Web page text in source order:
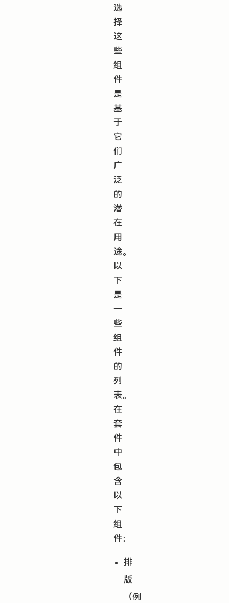
选
择
这
些
组
件
是
基
于
它
们
广
泛
的
潜
在
用
途。
以
下
是
一
些
组
件
的
列
表。
在
套
件
中
包
含
以
下
组
件：
排
版
（例